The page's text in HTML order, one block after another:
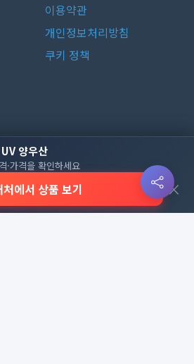
양우산
·가격을 확인하세요
처에서 상품 보기 ×
이용약관
개인정보처리방침
쿠키 정책
감염예방용품 골프선물세트
골프용품
용품 명품자개상품
문구용품